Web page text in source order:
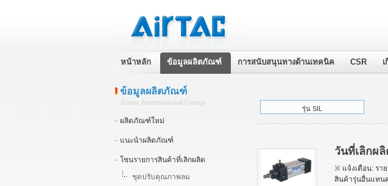
หน้าหลัก ข้อมูลผลิตภัณฑ์ การสนับสนุนทางด้านเทคนิค CSR
ข้อมูลผลิตภัณฑ์
Airtac International Group
ผลิตภัณฑ์ใหม่
แนะนำผลิตภัณฑ์
โซนรายการสินค้าที่เลิกผลิต
ชุดปรับคุณภาพลม
รุ่น SIL
วันที่เลิกผ
※ แจ้งเตือน: รา
สินค้ารุ่นอื่นแทน